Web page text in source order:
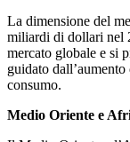
La dimensione del
miliardi di dollari nel
mercato globale e si
guidato
consumo.
Medio Oriente e